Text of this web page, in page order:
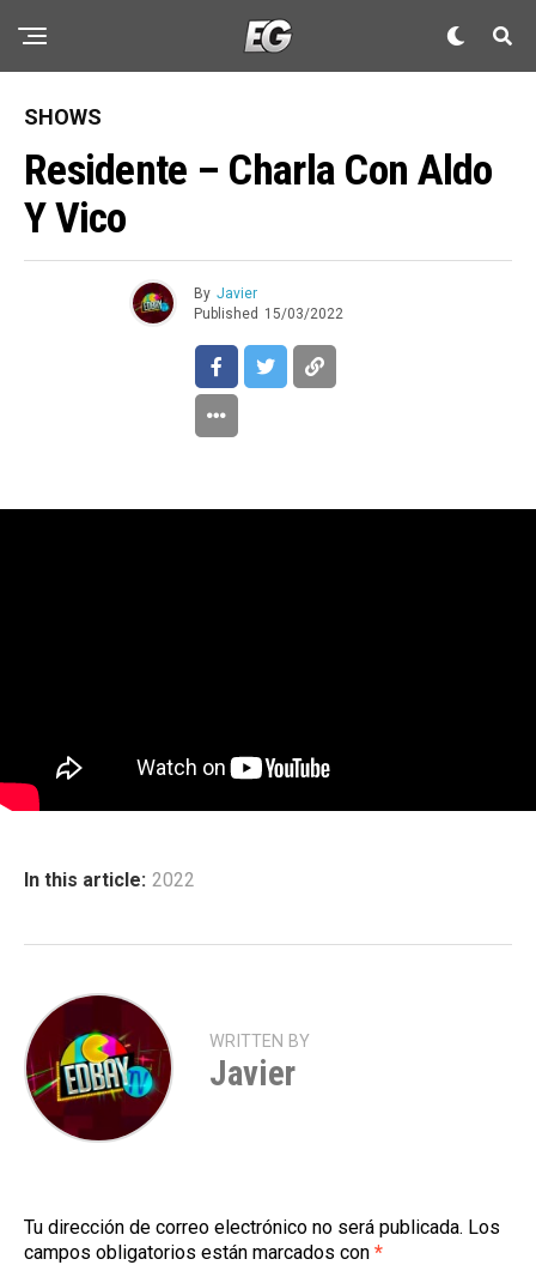
SHOWS
Residente – Charla Con Aldo
Y Vico
By Javier
Published 15/03/2022
In this article: 2022
WRITTEN BY
Javier
Tu dirección de correo electrónico no será publicada. Los
campos obligatorios están marcados con *